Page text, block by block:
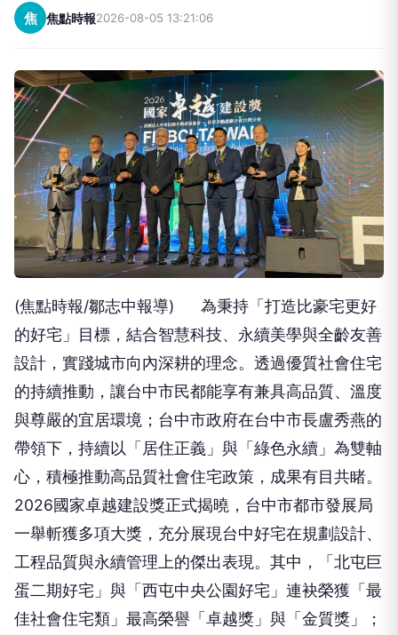
焦 焦點時報2026-08-05 13:21:06
(焦點時報/鄒志中報導) 為秉持「打造比豪宅更好
的好宅」目標，結合智慧科技、永續美學與全齡友善
設計，實踐城市向內深耕的理念。透過優質社會住宅
的持續推動，讓台中市民都能享有兼具高品質、溫度
與尊嚴的宜居環境；台中市政府在台中市長盧秀燕的
帶領下，持續以「居住正義」與「綠色永續」為雙軸
心，積極推動高品質社會住宅政策，成果有目共睹。
2026國家卓越建設獎正式揭曉，台中市都市發展局
一舉斬獲多項大獎，充分展現台中好宅在規劃設計、
工程品質與永續管理上的傑出表現。其中，「北屯巨
蛋二期好宅」與「西屯中央公園好宅」連袂榮獲「最
佳社會住宅類」最高榮譽「卓越獎」與「金質獎」；